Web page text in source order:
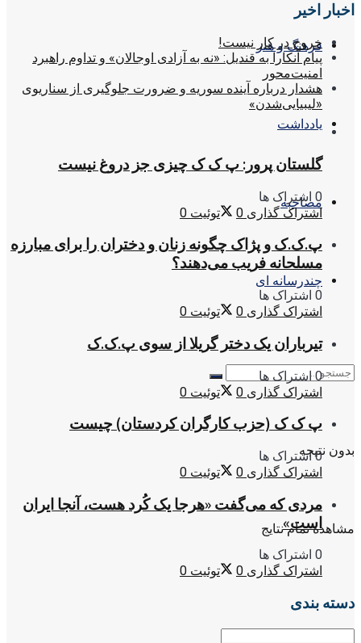
فرهنگ و هنر
یادداشت
مصاحبه
چندرسانه ای
بدون نتیجه
مشاهده تمام نتایج
اخبار اخیر
خروج در کار نیست!
پیام آنکارا به قندیل: «نه به آزادی اوجالان» و تداوم راهبرد
امنیت‌محور
هشدار درباره آینده سوریه و ضرورت جلوگیری از سناریوی
«لیبیایی‌شدن»
گلستان پرور: پ ک ک چیزی جز دروغ نیست
0 اشتراک ها
اشتراک گذاری 0 توئیت 0
پ.ک.ک و پژاک چگونه زنان و دختران را برای مبارزه
مسلحانه فریب می‌دهند؟
0 اشتراک ها
اشتراک گذاری 0 توئیت 0
تیرباران یک دختر گریلا از سوی پ.ک.ک
0 اشتراک ها
اشتراک گذاری 0 توئیت 0
پ ک ک (حزب کارگران کردستان) چیست
0 اشتراک ها
اشتراک گذاری 0 توئیت 0
مردی که می‌گفت «هرجا یک کُرد هست، آنجا ایران
است»
0 اشتراک ها
اشتراک گذاری 0 توئیت 0
دسته بندی
دسته